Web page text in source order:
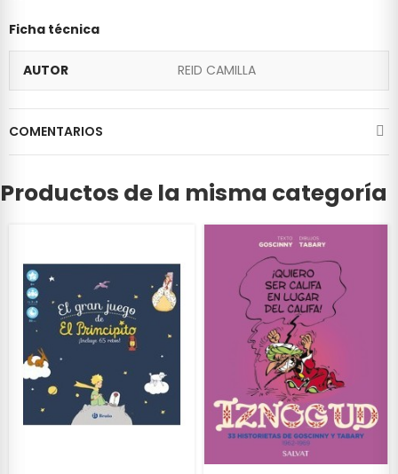
Ficha técnica
AUTOR REID CAMILLA
COMENTARIOS
Productos de la misma categoría